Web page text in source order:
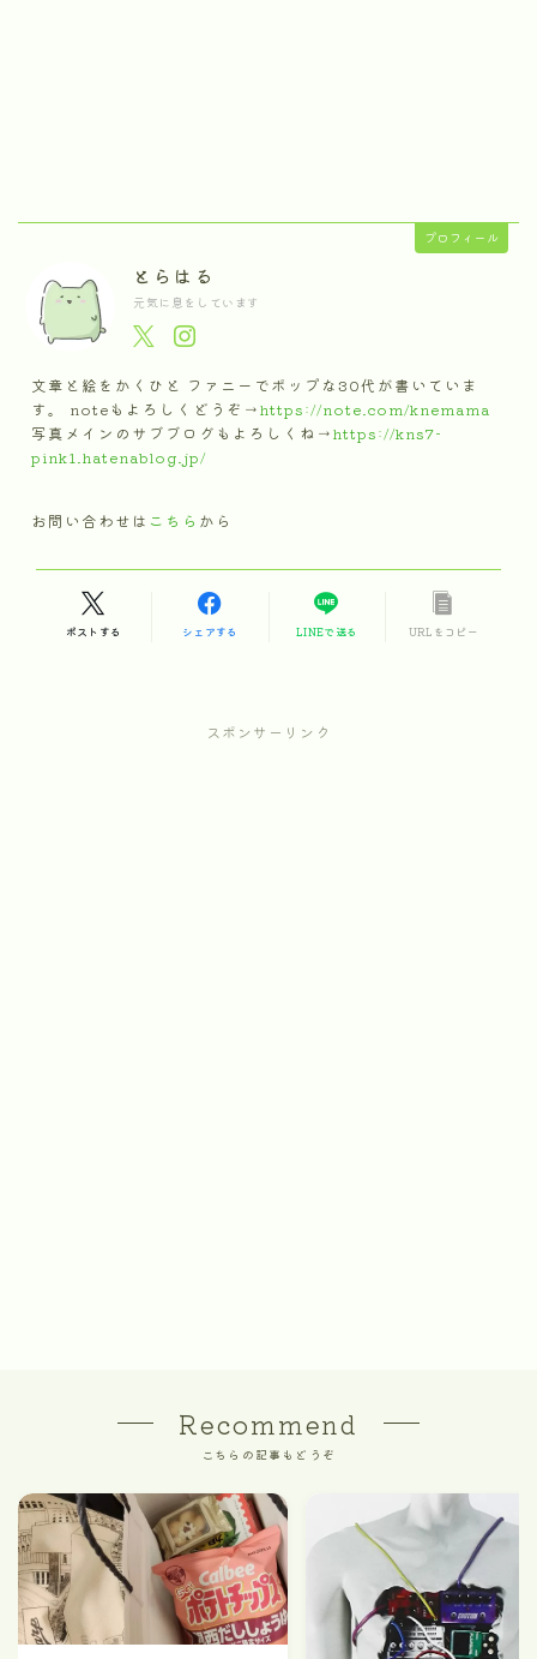
プロフィール
とらはる
元気に息をしています
文章と絵をかくひと ファニーでポップな30代が書いていま
す。 noteもよろしくどうぞ→https://note.com/knemama
写真メインのサブブログもよろしくね→https://kns7-
pink1.hatenablog.jp/
お問い合わせは こちら から
ポストする シェアする LINEで送る URLをコピー
スポンサーリンク
Recommend
こちらの記事もどうぞ